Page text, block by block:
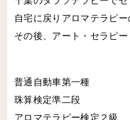
自宅に戻りアロマテラピー
その後、アート・セラピ
普通自動車第一種
珠算検定準二段
アロマテラピー検定２級